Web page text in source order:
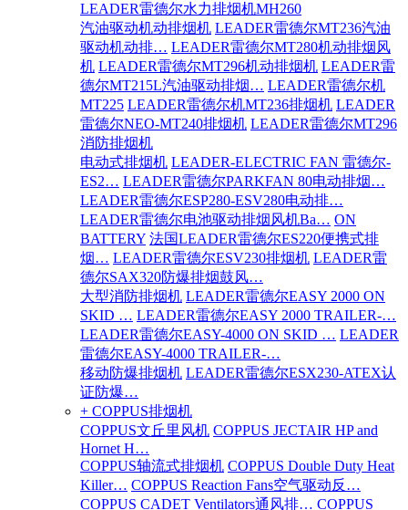
LEADER雷德尔水力排烟机MH260
汽油驱动机动排烟机 LEADER雷德尔MT236汽油
驱动机动排… LEADER雷德尔MT280机动排烟风
机 LEADER雷德尔MT296机动排烟机 LEADER雷
德尔MT215L汽油驱动排烟… LEADER雷德尔机
MT225 LEADER雷德尔机MT236排烟机 LEADER
雷德尔NEO-MT240排烟机 LEADER雷德尔MT296
消防排烟机
电动式排烟机 LEADER-ELECTRIC FAN 雷德尔-
ES2… LEADER雷德尔PARKFAN 80电动排烟…
LEADER雷德尔ESP280-ESV280电动排…
LEADER雷德尔电池驱动排烟风机Ba… ON
BATTERY 法国LEADER雷德尔ES220便携式排
烟… LEADER雷德尔ESV230排烟机 LEADER雷
德尔SAX320防爆排烟鼓风…
大型消防排烟机 LEADER雷德尔EASY 2000 ON
SKID … LEADER雷德尔EASY 2000 TRAILER-…
LEADER雷德尔EASY-4000 ON SKID … LEADER
雷德尔EASY-4000 TRAILER-…
移动防爆排烟机 LEADER雷德尔ESX230-ATEX认
证防爆…
+ COPPUS排烟机
COPPUS文丘里风机 COPPUS JECTAIR HP and
Hornet H…
COPPUS轴流式排烟机 COPPUS Double Duty Heat
Killer… COPPUS Reaction Fans空气驱动反…
COPPUS CADET Ventilators通风排… COPPUS